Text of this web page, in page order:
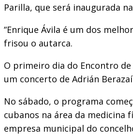
Parilla, que será inaugurada
“Enrique Ávila é um dos
frisou o autarca.
O primeiro dia do Encontro
um concerto de Adrián
No sábado, o programa
cubanos na área da medicina
empresa municipal do